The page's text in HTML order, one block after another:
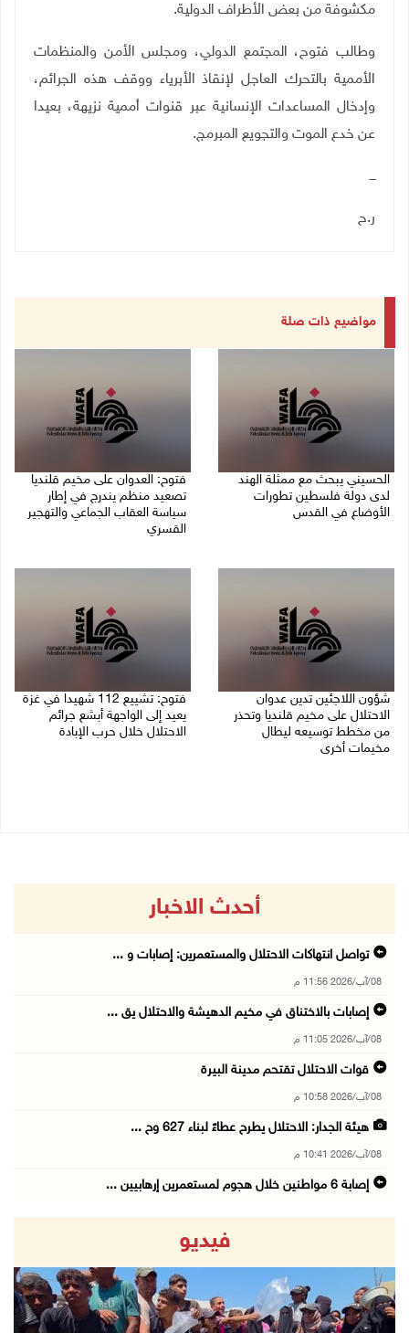
مكشوفة من بعض الأطراف الدولية.
وطالب فتوح، المجتمع الدولي، ومجلس الأمن والمنظمات
الأممية بالتحرك العاجل لإنقاذ الأبرياء ووقف هذه الجرائم،
وإدخال المساعدات الإنسانية عبر قنوات أممية نزيهة، بعيدا
عن خدع الموت والتجويع المبرمج.
ـــ
ر.ح
مواضيع ذات صلة
الحسيني يبحث مع ممثلة الهند
لدى دولة فلسطين تطورات
الأوضاع في القدس
فتوح: العدوان على مخيم قلنديا
تصعيد منظم يندرج في إطار
سياسة العقاب الجماعي والتهجير
القسري
شؤون اللاجئين تدين عدوان
الاحتلال على مخيم قلنديا وتحذر
من مخطط توسيعه ليطال
مخيمات أخرى
فتوح: تشييع 112 شهيدا في غزة
يعيد إلى الواجهة أبشع جرائم
الاحتلال خلال حرب الإبادة
أحدث الاخبار
تواصل انتهاكات الاحتلال والمستعمرين: إصابات و ...
08/آب/2026 11:56 م
إصابات بالاختناق في مخيم الدهيشة والاحتلال يق ...
08/آب/2026 11:05 م
قوات الاحتلال تقتحم مدينة البيرة
08/آب/2026 10:58 م
هيئة الجدار: الاحتلال يطرح عطاءً لبناء 627 وح ...
08/آب/2026 10:41 م
إصابة 6 مواطنين خلال هجوم لمستعمرين إرهابيين ...
الاحتلال يحتجز مواطنين من طمون ومخيم الفارعة
08/آب/2026 09:33 م
الاحتلال يقتحم قرية المغير شمال شرق رام الله
08/آب/2026 09:32 م
فيديو